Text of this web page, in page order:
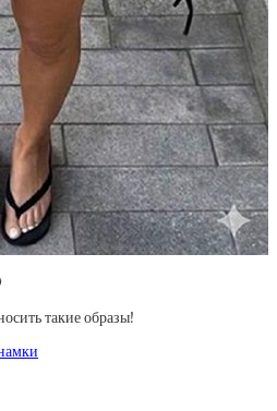
такие образы!